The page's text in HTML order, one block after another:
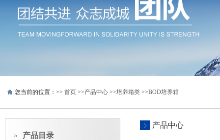
您当前的位置：>> 首页 >>产品中心 >>培养箱类 >>BOD培养箱
产品目录
产品中心